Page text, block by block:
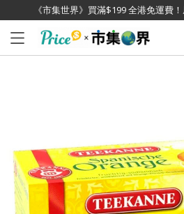
《市集世界》買滿$199 全港免運費
已加入購物車